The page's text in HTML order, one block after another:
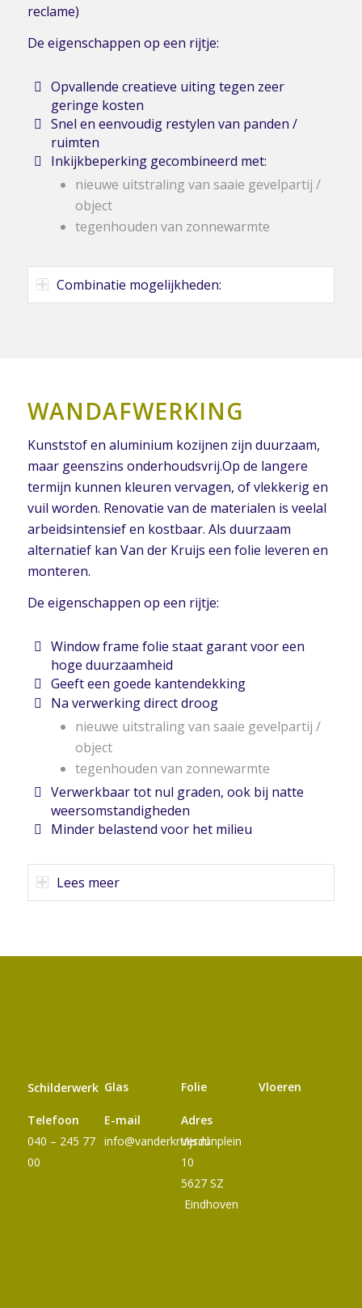
reclame)
De eigenschappen op een rijtje:
Opvallende creatieve uiting tegen zeer
geringe kosten
Snel en eenvoudig restylen van panden /
ruimten
Inkijkbeperking gecombineerd met:
nieuwe uitstraling van saaie gevelpartij /
object
tegenhouden van zonnewarmte
Combinatie mogelijkheden:
WANDAFWERKING
Kunststof en aluminium kozijnen zijn duurzaam,
maar geenszins onderhoudsvrij.Op de langere
termijn kunnen kleuren vervagen, of vlekkerig en
vuil worden. Renovatie van de materialen is veelal
arbeidsintensief en kostbaar. Als duurzaam
alternatief kan Van der Kruijs een folie leveren en
monteren.
De eigenschappen op een rijtje:
Window frame folie staat garant voor een
hoge duurzaamheid
Geeft een goede kantendekking
Na verwerking direct droog
nieuwe uitstraling van saaie gevelpartij /
object
tegenhouden van zonnewarmte
Verwerkbaar tot nul graden, ook bij natte
weersomstandigheden
Minder belastend voor het milieu
Lees meer
Schilderwerk Glas Folie Vloeren
Telefoon
040 – 245 77
00
E-mail
info@vanderkruijs.nl
Adres
Verdunplein
10
5627 SZ
Eindhoven